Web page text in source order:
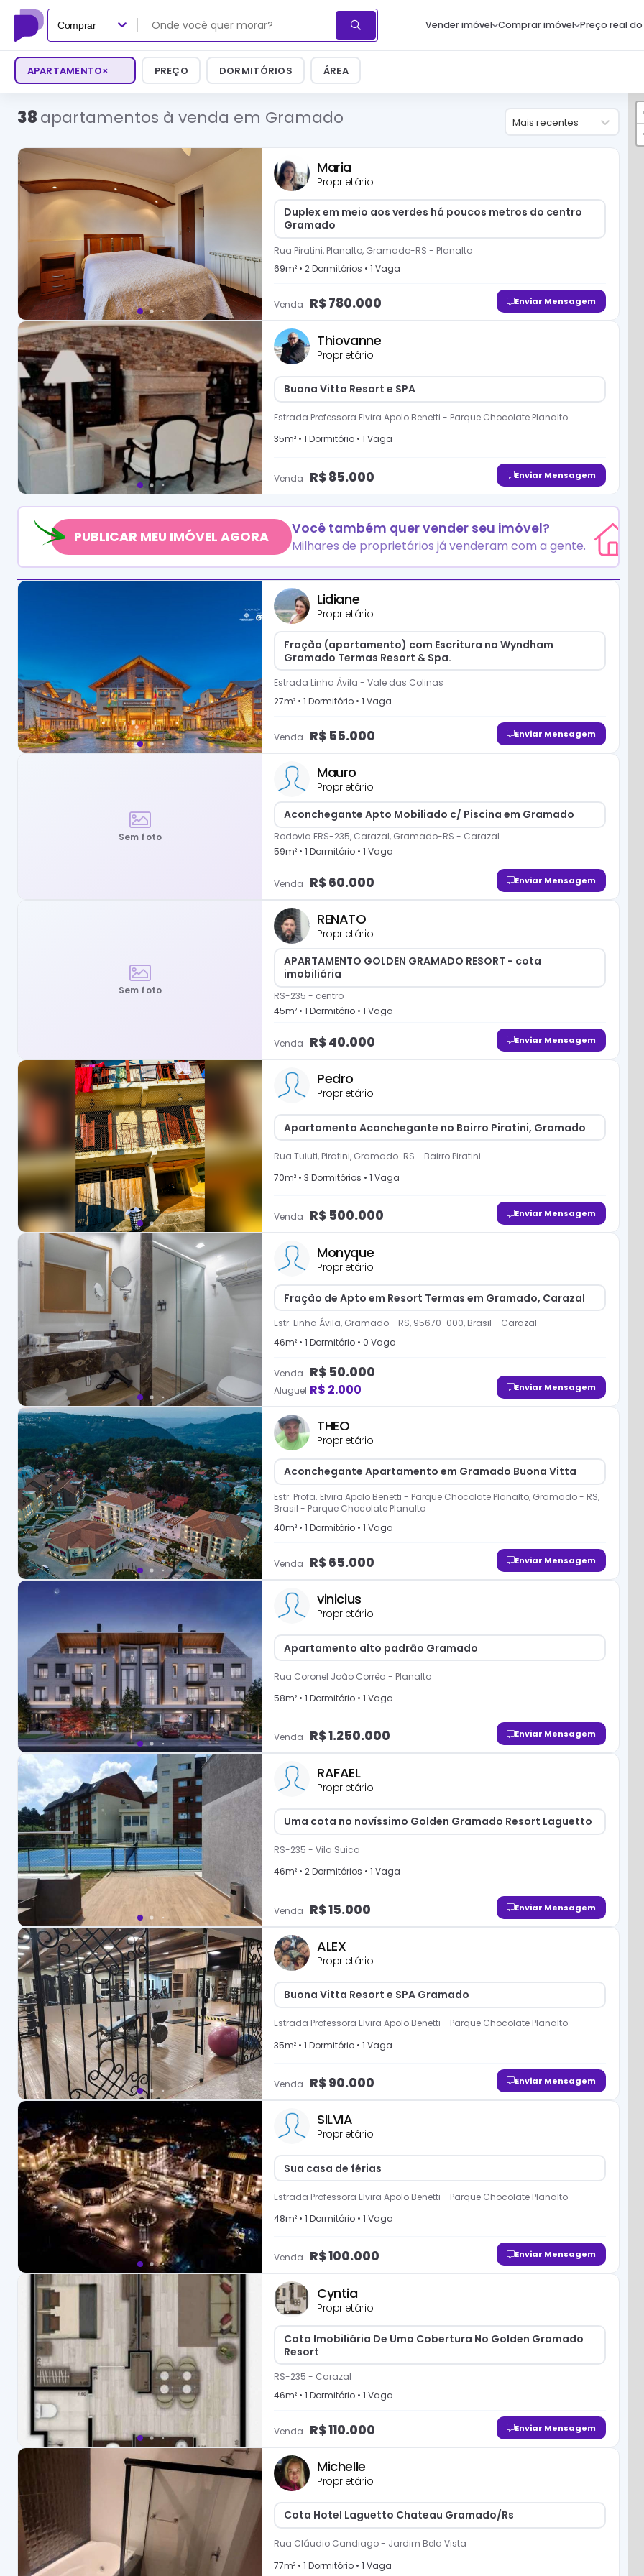
Comprar Vender imóvel Comprar imóvel Preço real do
APARTAMENTO× PREÇO DORMITÓRIOS ÁREA
38apartamentos à venda em Gramado Mais recentes
Maria
Proprietário
Duplex em meio aos verdes há poucos metros do centro
Gramado
Rua Piratini, Planalto, Gramado-RS - Planalto
69m² • 2Dormitórios • 1 Vaga
Venda R$780.000 Enviar Mensagem
Thiovanne
Proprietário
Buona Vitta Resort e SPA
Estrada Professora Elvira Apolo Benetti - Parque Chocolate Planalto
35m² • 1 Dormitório • 1 Vaga
Venda R$85.000 Enviar Mensagem
Você também quer vender seu imóvel?
Milhares de proprietários já venderam com a gente.
PUBLICAR MEU IMÓVEL AGORA
Lidiane
Proprietário
Fração (apartamento) com Escritura no Wyndham
Gramado Termas Resort & Spa.
Estrada Linha Ávila - Vale das Colinas
27m² • 1 Dormitório • 1 Vaga
Venda R$ 55.000 Enviar Mensagem
Sem foto
Mauro
Proprietário
Aconchegante Apto Mobiliado c/ Piscina em Gramado
Rodovia ERS-235, Carazal, Gramado-RS - Carazal
59m² • 1 Dormitório • 1 Vaga
Venda R$60.000 Enviar Mensagem
Sem foto
RENATO
Proprietário
APARTAMENTO GOLDEN GRAMADO RESORT - cota
imobiliária
RS-235 - centro
45m² • 1 Dormitório • 1 Vaga
Venda R$40.000 Enviar Mensagem
Pedro
Proprietário
Apartamento Aconchegante no Bairro Piratini, Gramado
Rua Tuiuti, Piratini, Gramado-RS - Bairro Piratini
70m² • 3 Dormitórios • 1 Vaga
Venda R$ 500.000 Enviar Mensagem
Monyque
Proprietário
Fração de Apto em Resort Termas em Gramado, Carazal
Estr. Linha Ávila, Gramado - RS, 95670-000, Brasil - Carazal
46m² • 1 Dormitório • 0 Vaga
Venda R$ 50.000
Aluguel R$ 2.000 Enviar Mensagem
THEO
Proprietário
Aconchegante Apartamento em Gramado Buona Vitta
Estr. Profa. Elvira Apolo Benetti - Parque Chocolate Planalto, Gramado - RS,
Brasil - Parque Chocolate Planalto
40m² • 1 Dormitório • 1 Vaga
Venda R$65.000 Enviar Mensagem
vinicius
Proprietário
Apartamento alto padrão Gramado
Rua Coronel João Corrêa - Planalto
58m² • 1 Dormitório • 1 Vaga
Venda R$1.250.000 Enviar Mensagem
RAFAEL
Proprietário
Uma cota no novíssimo Golden Gramado Resort Laguetto
RS-235 - Vila Suica
46m² • 2Dormitórios • 1 Vaga
Venda R$15.000 Enviar Mensagem
ALEX
Proprietário
Buona Vitta Resort e SPA Gramado
Estrada Professora Elvira Apolo Benetti - Parque Chocolate Planalto
35m² • 1 Dormitório • 1 Vaga
Venda R$90.000 Enviar Mensagem
SILVIA
Proprietário
Sua casa de férias
Estrada Professora Elvira Apolo Benetti - Parque Chocolate Planalto
48m² • 1 Dormitório • 1 Vaga
Venda R$100.000 Enviar Mensagem
Cyntia
Proprietário
Cota Imobiliária De Uma Cobertura No Golden Gramado
Resort
RS-235 - Carazal
46m² • 1 Dormitório • 1 Vaga
Venda R$110.000 Enviar Mensagem
Michelle
Proprietário
Cota Hotel Laguetto Chateau Gramado/Rs
Rua Cláudio Candiago- Jardim Bela Vista
77m² • 1 Dormitório • 1 Vaga